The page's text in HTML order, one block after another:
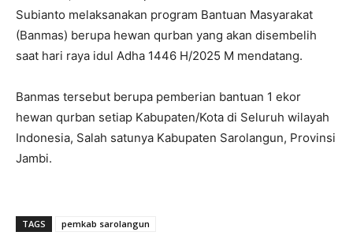
Subianto melaksanakan program Bantuan Masyarakat
(Banmas) berupa hewan qurban yang akan disembelih
saat hari raya idul Adha 1446 H/2025 M mendatang.
Banmas tersebut berupa pemberian bantuan 1 ekor
hewan qurban setiap Kabupaten/Kota di Seluruh wilayah
Indonesia, Salah satunya Kabupaten Sarolangun, Provinsi
Jambi.
TAGS pemkab sarolangun